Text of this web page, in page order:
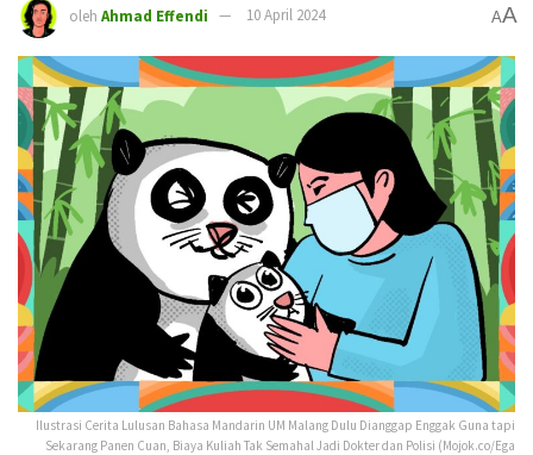
oleh Ahmad Effendi 10 April 2024 AA
Ilustrasi Cerita Lulusan Bahasa Mandarin UM Malang Dulu Dianggap Enggak Guna tapi
Sekarang Panen Cuan, Biaya Kuliah Tak Semahal Jadi Dokter dan Polisi (Mojok.co/Ega